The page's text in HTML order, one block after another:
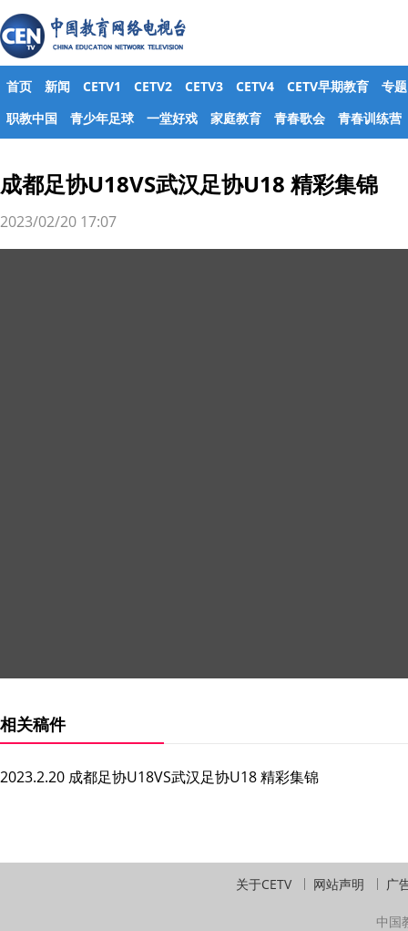
首页 新闻 CETV1 CETV2 CETV3 CETV4 CETV早期教育
专题
职教中国
青少年足球 一堂好戏 家庭教育 青春歌会 青春训练营
成都足协U18VS武汉足协U18 精彩集锦
2023/02/20 17:07
相关稿件
2023.2.20 成都足协U18VS武汉足协U18 精彩集锦
关于CETV 网站声明 广
中国